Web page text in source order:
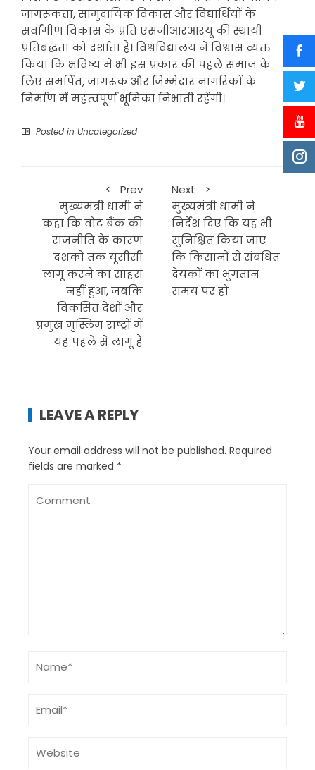
जागरूकता, सामुदायिक विकास और विद्यार्थियों के
सर्वांगीण विकास के प्रति एसजीआरआरयू की स्थायी
प्रतिबद्धता को दर्शाता है। विश्वविद्यालय ने विश्वास व्यक्त
किया कि भविष्य में भी इस प्रकार की पहलें समाज के
लिए समर्पित, जागरूक और जिम्मेदार नागरिकों के
निर्माण में महत्वपूर्ण भूमिका निभाती रहेंगी।
Posted in Uncategorized
Prev
मुख्यमंत्री धामी ने
कहा कि वोट बैंक की
राजनीति के कारण
दशकों तक यूसीसी
लागू करने का साहस
नहीं हुआ, जबकि
विकसित देशों और
प्रमुख मुस्लिम राष्ट्रों में
यह पहले से लागू है
Next
मुख्यमंत्री धामी ने
निर्देश दिए कि यह भी
सुनिश्चित किया जाए
कि किसानों से संबंधित
देयकों का भुगतान
समय पर हो
LEAVE A REPLY
Your email address will not be published. Required
fields are marked *